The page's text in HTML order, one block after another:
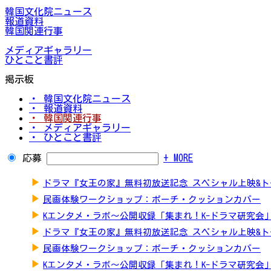
韓国文化院ニュース
報道資料
韓国関連行事
メディアギャラリー
ひとこと書評
掲示板
・ 韓国文化院ニュース
・ 報道資料
・ 韓国関連行事
・ メディアギャラリー
・ ひとこと書評
応募 + MORE
▶ ドラマ『女王の家』無料初放送記念 スペシャル上映&
▶ 民画体験ワークショップ：ポーチ・クッションカバー
▶ Kエンタメ・ラボ～公開収録「集まれ！K-ドラマ研究会」
▶ ドラマ『女王の家』無料初放送記念 スペシャル上映&
▶ 民画体験ワークショップ：ポーチ・クッションカバー
▶ Kエンタメ・ラボ～公開収録「集まれ！K-ドラマ研究会」